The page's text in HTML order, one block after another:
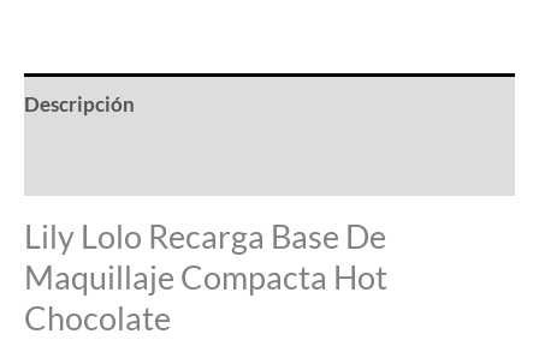
Descripción
Lily Lolo Recarga Base De
Maquillaje Compacta Hot
Chocolate